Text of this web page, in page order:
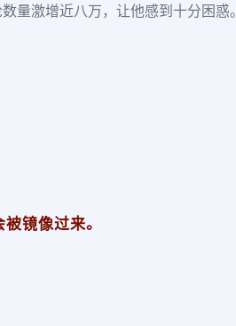
量激增近八万，让他感到十分困惑。
镜像过来。